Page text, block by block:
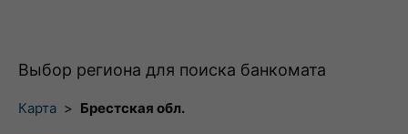
Выбор региона для поиска банкомата
Карта > Брестская обл.